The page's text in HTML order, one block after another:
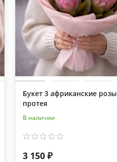
Букет 3 африканские розы
протея
В наличии
3 150 ₽